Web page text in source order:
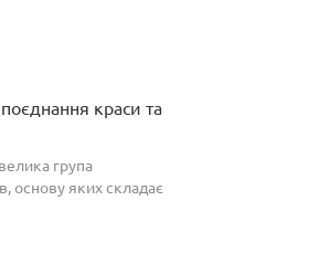
краси та
група
основу яких складає